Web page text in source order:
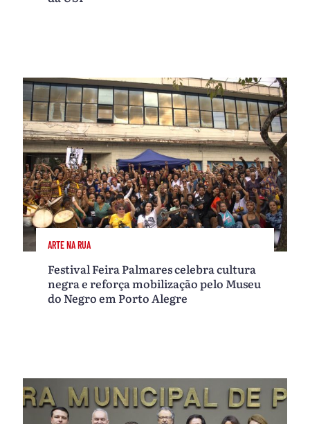
ARTE NA RUA
Festival Feira Palmares celebra cultura
negra e reforça mobilização pelo Museu
do Negro em Porto Alegre